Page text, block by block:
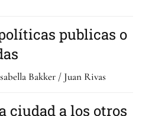
publicas o
Bakker / Juan Rivas
ciudad a los otros